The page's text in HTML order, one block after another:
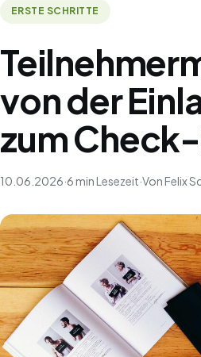
ERSTE SCHRITTE
von der
zum
10.06.2026·6 min Lesezeit·Von Felix